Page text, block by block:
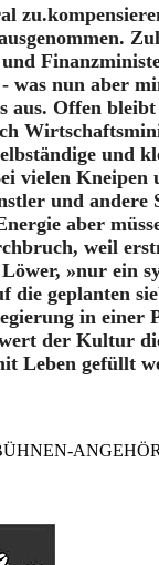
was nun aber
aus. Offen
und
vielen Kneipen
und andere
aber
weil
»nur ein
die geplanten
in einer
der Kultur
Leben gefüllt